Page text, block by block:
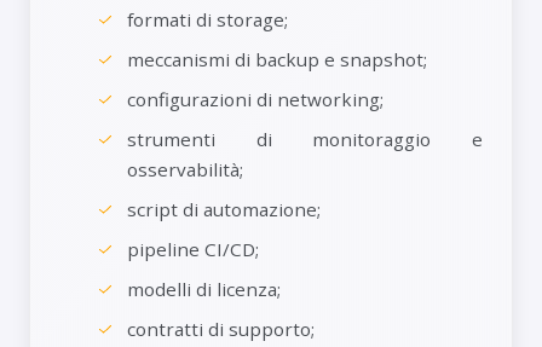
formati di storage;
meccanismi di backup e snapshot;
configurazioni di networking;
strumenti di monitoraggio e
osservabilità;
script di automazione;
pipeline CI/CD;
modelli di licenza;
contratti di supporto;